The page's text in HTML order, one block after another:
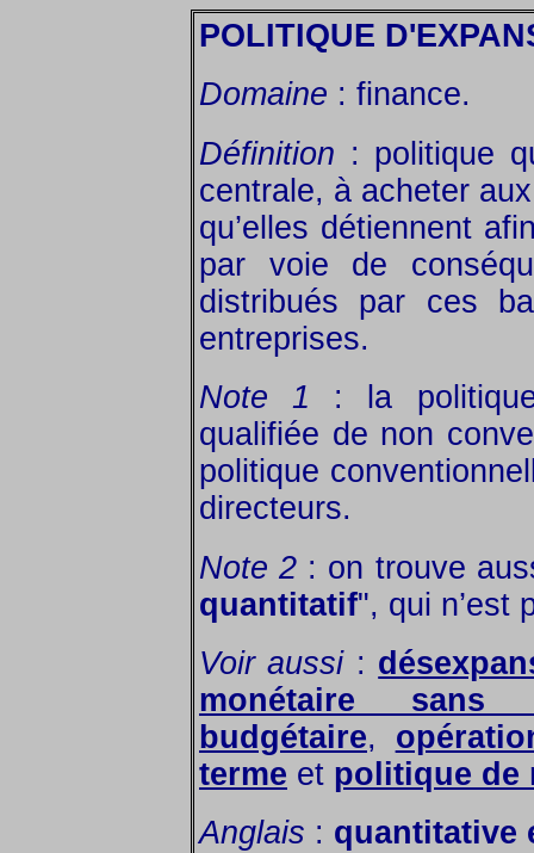
POLITIQUE
Domaine : finance.
Définition : politique
centrale, à acheter
qu’elles détiennent
par voie de
distribués par ces
entreprises.
Note 1 : la politique
qualifiée de non
politique
directeurs.
Note 2 : on trouve
quantitatif", qui n’est
Voir aussi:
monétaire sans
budgétaire,
terme et politique de
Anglais : quantitative